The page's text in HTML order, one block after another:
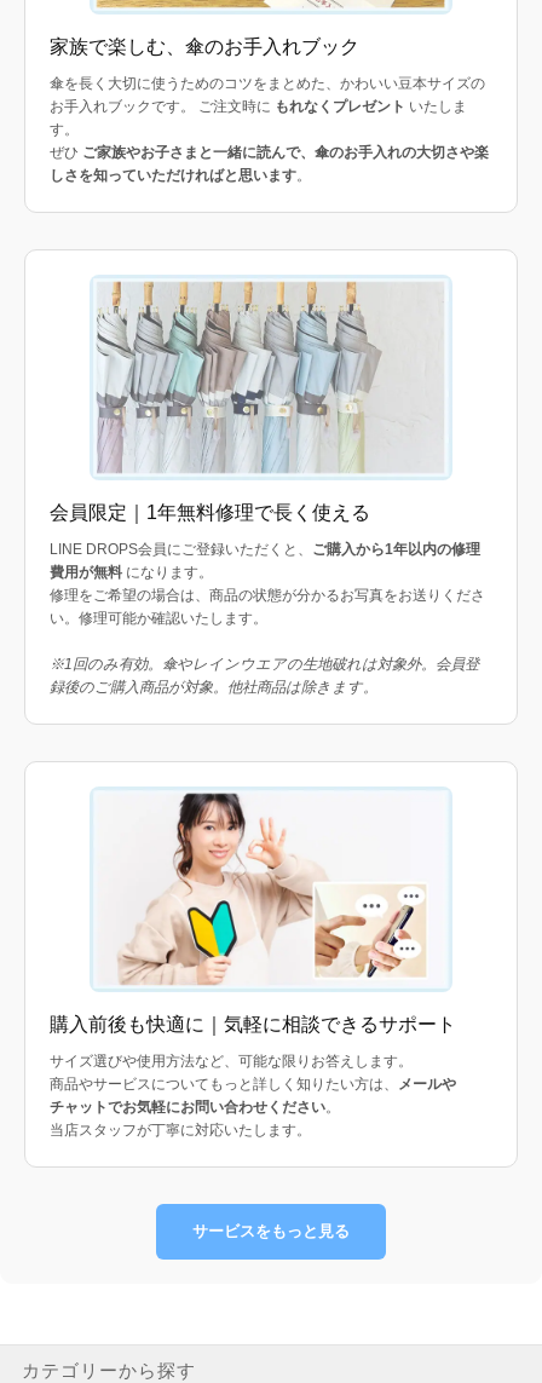
家族で楽しむ、傘のお手入れブック
傘を長く大切に使うためのコツをまとめた、かわいい豆本サイズの
お手入れブックです。 ご注文時に もれなくプレゼント いたしま
す。
ぜひ ご家族やお子さまと一緒に読んで、傘のお手入れの大切さや楽
しさを知っていただければと思います。
会員限定｜1年無料修理で長く使える
LINE DROPS会員にご登録いただくと、 ご購入から1年以内の修理
費用が無料 になります。
修理をご希望の場合は、商品の状態が分かるお写真をお送りくださ
い。修理可能か確認いたします。
※1回のみ有効。傘やレインウエアの生地破れは対象外。会員登
録後のご購入商品が対象。他社商品は除きます。
購入前後も快適に｜気軽に相談できるサポート
サイズ選びや使用方法など、可能な限りお答えします。
商品やサービスについてもっと詳しく知りたい方は、
メールや
チャットでお気軽にお問い合わせください。
当店スタッフが丁寧に対応いたします。
サービスをもっと見る
カテゴリーから探す